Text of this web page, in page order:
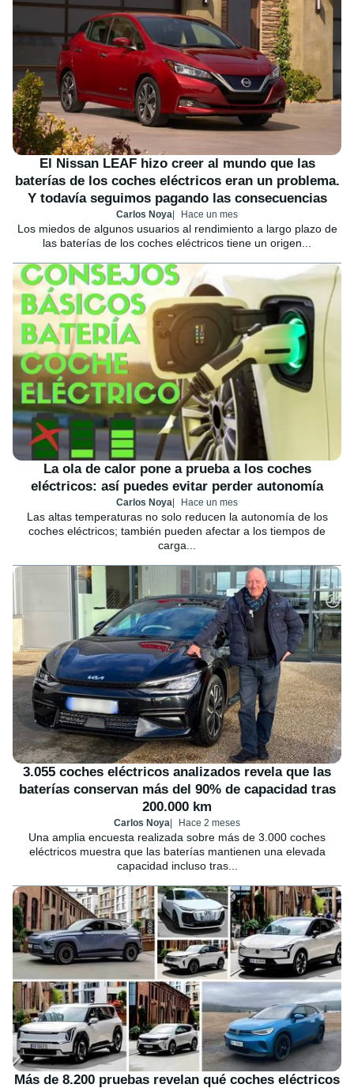
El Nissan LEAF hizo creer al mundo que las
baterías de los coches eléctricos eran un problema.
Y todavía seguimos pagando las consecuencias
Carlos Noya Hace un mes
Los miedos de algunos usuarios al rendimiento a largo plazo de
las baterías de los coches eléctricos tiene un origen...
La ola de calor pone a prueba a los coches
eléctricos: así puedes evitar perder autonomía
Carlos Noya Hace un mes
Las altas temperaturas no solo reducen la autonomía de los
coches eléctricos; también pueden afectar a los tiempos de
carga...
3.055 coches eléctricos analizados revela que las
baterías conservan más del 90% de capacidad tras
200.000 km
Carlos Noya Hace 2 meses
Una amplia encuesta realizada sobre más de 3.000 coches
eléctricos muestra que las baterías mantienen una elevada
capacidad incluso tras...
Más de 8.200 pruebas revelan qué coches eléctricos